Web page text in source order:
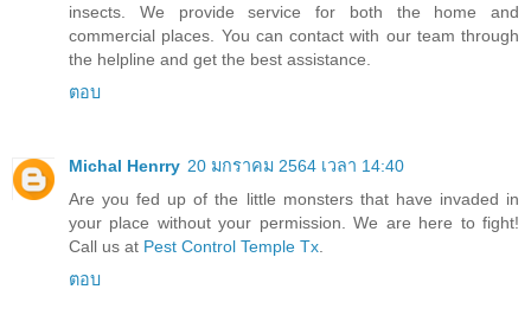
insects. We provide service for both the home and
commercial places. You can contact with our team through
the helpline and get the best assistance.
ตอบ
Michal Henrry 20 มกราคม 2564 เวลา 14:40
Are you fed up of the little monsters that have invaded in
your place without your permission. We are here to fight!
Call us at Pest Control Temple Tx.
ตอบ